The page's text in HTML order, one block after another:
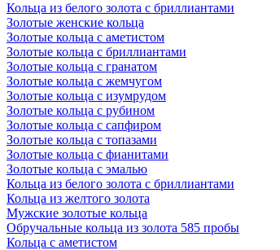
Кольца из белого золота с бриллиантами
Золотые женские кольца
Золотые кольца с аметистом
Золотые кольца с бриллиантами
Золотые кольца с гранатом
Золотые кольца с жемчугом
Золотые кольца с изумрудом
Золотые кольца с рубином
Золотые кольца с сапфиром
Золотые кольца с топазами
Золотые кольца с фианитами
Золотые кольца с эмалью
Кольца из белого золота с бриллиантами
Кольца из желтого золота
Мужские золотые кольца
Обручальные кольца из золота 585 пробы
Кольца с аметистом